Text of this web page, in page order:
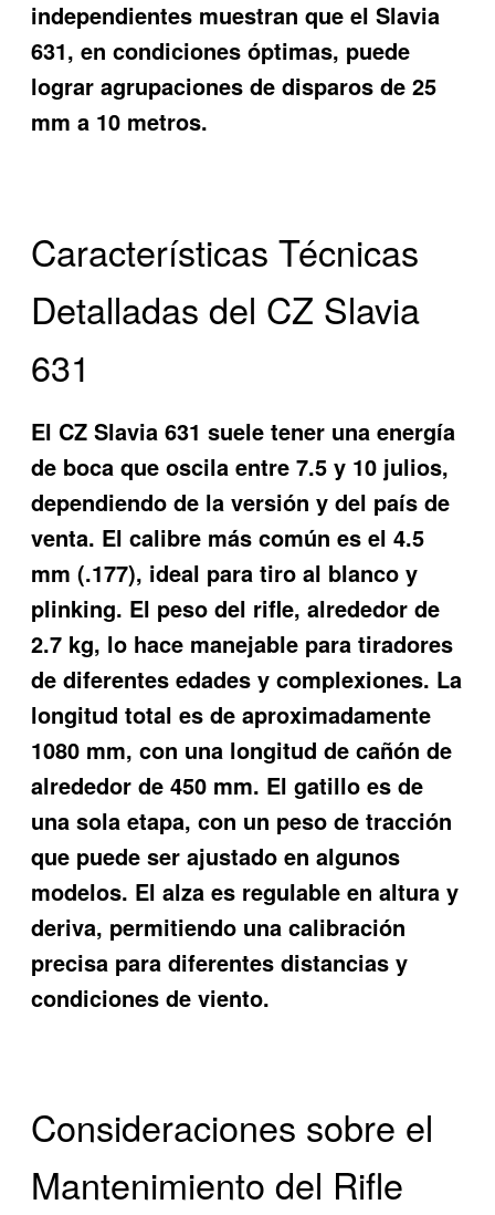
independientes muestran que el Slavia
631, en condiciones óptimas, puede
lograr agrupaciones de disparos de 25
mm a 10 metros.
Características Técnicas
Detalladas del CZ Slavia
631
El CZ Slavia 631 suele tener una energía
de boca que oscila entre 7.5 y 10 julios,
dependiendo de la versión y del país de
venta. El calibre más común es el 4.5
mm (.177), ideal para tiro al blanco y
plinking. El peso del rifle, alrededor de
2.7 kg, lo hace manejable para tiradores
de diferentes edades y complexiones. La
longitud total es de aproximadamente
1080 mm, con una longitud de cañón de
alrededor de 450 mm. El gatillo es de
una sola etapa, con un peso de tracción
que puede ser ajustado en algunos
modelos. El alza es regulable en altura y
deriva, permitiendo una calibración
precisa para diferentes distancias y
condiciones de viento.
Consideraciones sobre el
Mantenimiento del Rifle